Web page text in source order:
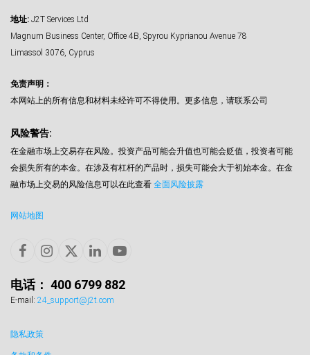
地址: J2T Services Ltd
Magnum Business Center, Office 4B, Spyrou Kyprianou Avenue 78
Limassol 3076, Cyprus
免责声明：
本网站上的所有信息和材料未经许可不得使用。更多信息，请联系公司
风险警告:
在金融市场上交易存在风险。投资产品可能会升值也可能会贬值，投资者可能
会损失所有的本金。在涉及有杠杆的产品时，损失可能会大于初始本金。在金
融市场上交易的风险信息可以在此查看 全面风险披露
网站地图
电话： 400 6799 882
E-mail: 24_support@j2t.com
隐私政策